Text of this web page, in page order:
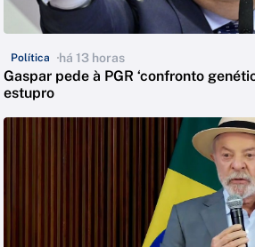
Política há 13 horas
Gaspar pede à PGR ‘confronto
estupro